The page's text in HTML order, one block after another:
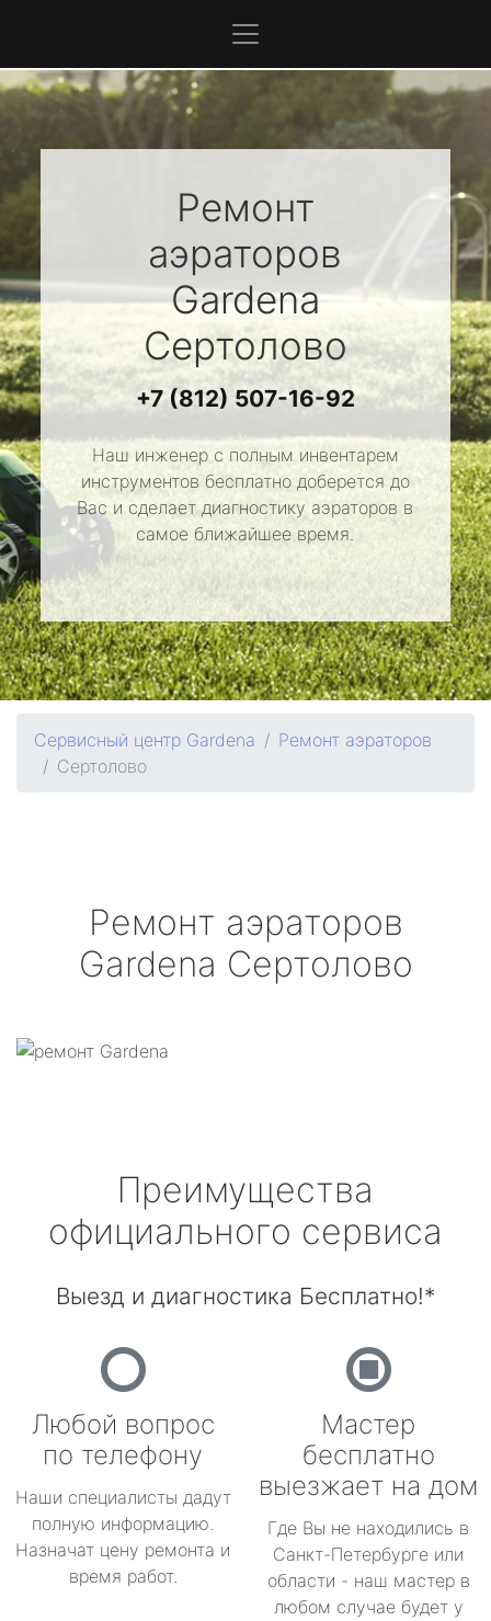
Ремонт
аэраторов
Gardena
Сертолово
+7 (812) 507-16-92
Наш инженер с полным инвентарем
инструментов бесплатно доберется до
Вас и сделает диагностику аэраторов в
самое ближайшее время.
Сервисный центр Gardena
Ремонт аэраторов
Сертолово
Ремонт аэраторов
Gardena Сертолово
Преимущества
официального сервиса
Выезд и диагностика Бесплатно!*
Любой вопрос
по телефону
Наши специалисты дадут
полную информацию.
Назначат цену ремонта и
время работ.
Мастер
бесплатно
выезжает на дом
Где Вы не находились в
Санкт-Петербурге или
области - наш мастер в
любом случае будет у